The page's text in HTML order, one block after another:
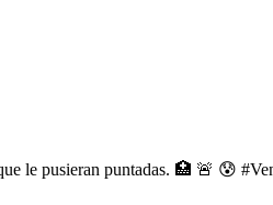
le pusieran puntadas. 🏥 🚨 😰